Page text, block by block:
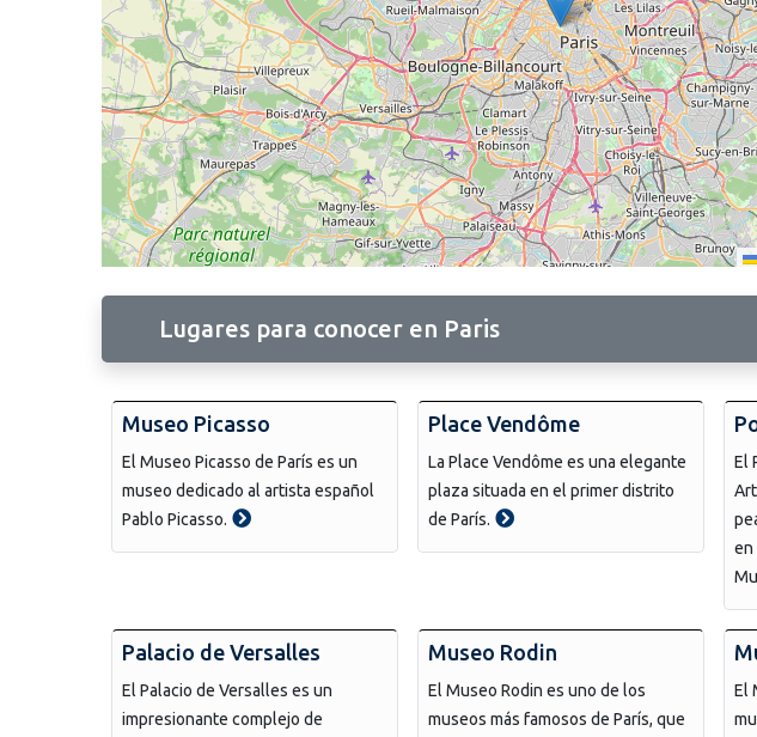
Lugares para conocer en Paris
Museo Picasso
El Museo Picasso de París es un
museo dedicado al artista español
Pablo Picasso.
Place Vendôme
La Place Vendôme es una elegante
plaza situada en el primer distrito
de París.
El
en
Palacio de Versalles
El Palacio de Versalles es un
impresionante complejo de
Museo Rodin
El Museo Rodin es uno de los
museos más famosos de París, que
El